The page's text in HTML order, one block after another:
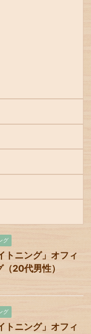
グ
トニング」オフィ
20代男性）
グ
トニング」オフィ